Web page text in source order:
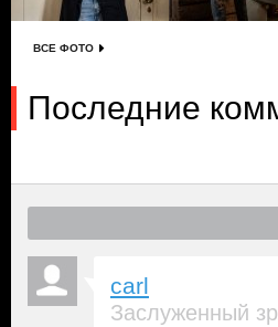
ВСЕ ФОТО
Последние
carl
Заслуженный